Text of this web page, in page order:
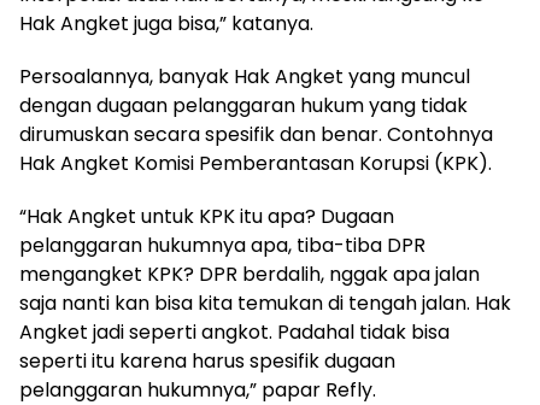
Hak Angket juga bisa,” katanya.
Persoalannya, banyak Hak Angket yang muncul
dengan dugaan pelanggaran hukum yang tidak
dirumuskan secara spesifik dan benar. Contohnya
Hak Angket Komisi Pemberantasan Korupsi (KPK).
“Hak Angket untuk KPK itu apa? Dugaan
pelanggaran hukumnya apa, tiba-tiba DPR
mengangket KPK? DPR berdalih, nggak apa jalan
saja nanti kan bisa kita temukan di tengah jalan. Hak
Angket jadi seperti angkot. Padahal tidak bisa
seperti itu karena harus spesifik dugaan
pelanggaran hukumnya,” papar Refly.